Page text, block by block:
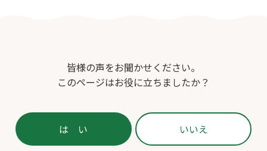
皆様の声をお聞かせください。
このページはお役に立ちましたか？